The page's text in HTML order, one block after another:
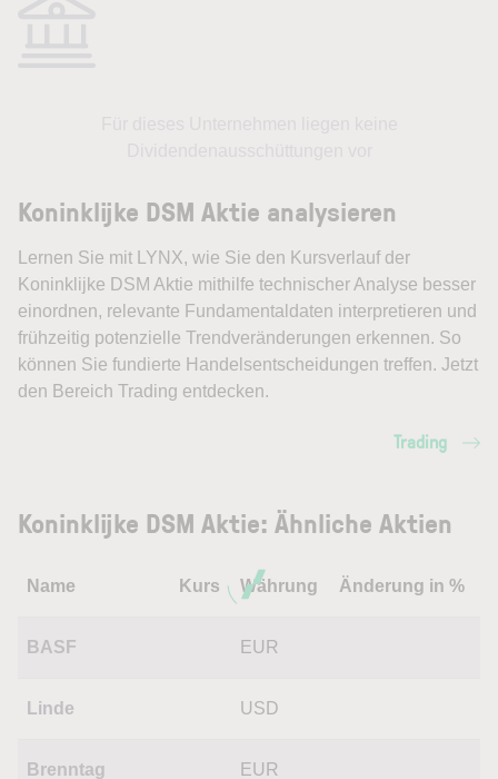
Koninklijke DSM Aktie analysieren
Lernen Sie mit LYNX, wie Sie den Kursverlauf der
Koninklijke DSM Aktie mithilfe technischer Analyse besser
einordnen, relevante Fundamentaldaten interpretieren und
frühzeitig potenzielle Trendveränderungen erkennen. So
können Sie fundierte Handelsentscheidungen treffen. Jetzt
den Bereich Trading entdecken.
Trading
Koninklijke DSM Aktie: Ähnliche Aktien
Name Kurs Währung Änderung in %
BASF EUR
Linde USD
Brenntag EUR